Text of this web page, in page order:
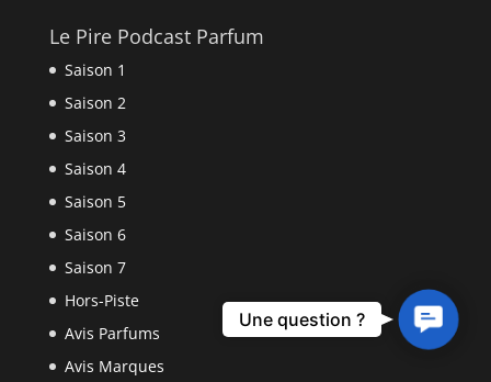
Le Pire Podcast Parfum
Saison 1
Saison 2
Saison 3
Saison 4
Saison 5
Saison 6
Saison 7
Hors-Piste
Avis Parfums
Avis Marques
Contact
Us
Une question ?